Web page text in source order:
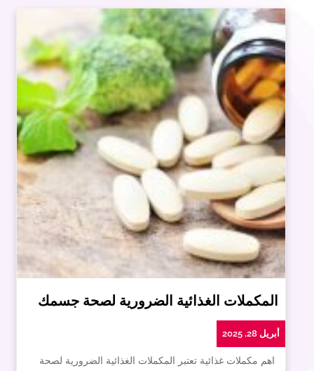
المكملات الغذائية الضرورية لصحة جسمك
أبريل 28, 2025
اهم مكملات غذائية تعتبر المكملات الغذائية الضرورية لصحة